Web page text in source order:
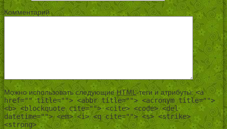
Комментарий
Можно использовать следующиеHTML-теги и атрибуты: <a
href="" title=""> <abbr title=""> <acronym title="">
<b> <blockquote cite=""> <cite> <code> <del
datetime=""> <em> <i> <q cite=""> <s> <strike>
<strong>